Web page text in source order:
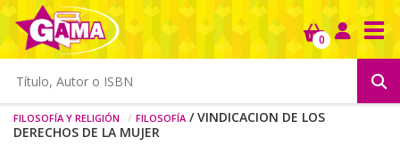
0
Filosofía y religión Filosofía/ VINDICACION DE LOS
DERECHOS DE LA MUJER